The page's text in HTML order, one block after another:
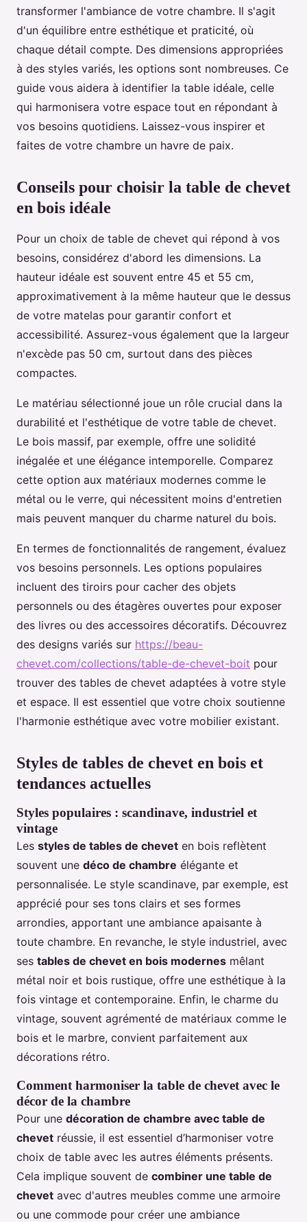
transformer l'ambiance de votre chambre. Il s'agit
d'un équilibre entre esthétique et praticité, où
chaque détail compte. Des dimensions appropriées
à des styles variés, les options sont nombreuses. Ce
guide vous aidera à identifier la table idéale, celle
qui harmonisera votre espace tout en répondant à
vos besoins quotidiens. Laissez-vous inspirer et
faites de votre chambre un havre de paix.
Conseils pour choisir la table de chevet
en bois idéale
Pour un choix de table de chevet qui répond à vos
besoins, considérez d'abord les dimensions. La
hauteur idéale est souvent entre 45 et 55 cm,
approximativement à la même hauteur que le dessus
de votre matelas pour garantir confort et
accessibilité. Assurez-vous également que la largeur
n'excède pas 50 cm, surtout dans des pièces
compactes.
Le matériau sélectionné joue un rôle crucial dans la
durabilité et l'esthétique de votre table de chevet.
Le bois massif, par exemple, offre une solidité
inégalée et une élégance intemporelle. Comparez
cette option aux matériaux modernes comme le
métal ou le verre, qui nécessitent moins d'entretien
mais peuvent manquer du charme naturel du bois.
En termes de fonctionnalités de rangement, évaluez
vos besoins personnels. Les options populaires
incluent des tiroirs pour cacher des objets
personnels ou des étagères ouvertes pour exposer
des livres ou des accessoires décoratifs. Découvrez
des designs variés sur https://beau-
chevet.com/collections/table-de-chevet-boit pour
trouver des tables de chevet adaptées à votre style
et espace. Il est essentiel que votre choix soutienne
l'harmonie esthétique avec votre mobilier existant.
Styles de tables de chevet en bois et
tendances actuelles
Styles populaires : scandinave, industriel et
vintage
Les styles de tables de chevet en bois reflètent
souvent une déco de chambre élégante et
personnalisée. Le style scandinave, par exemple, est
apprécié pour ses tons clairs et ses formes
arrondies, apportant une ambiance apaisante à
toute chambre. En revanche, le style industriel, avec
ses tables de chevet en bois modernes mêlant
métal noir et bois rustique, offre une esthétique à la
fois vintage et contemporaine. Enfin, le charme du
vintage, souvent agrémenté de matériaux comme le
bois et le marbre, convient parfaitement aux
décorations rétro.
Comment harmoniser la table de chevet avec le
décor de la chambre
Pour une décoration de chambre avec table de
chevet réussie, il est essentiel d’harmoniser votre
choix de table avec les autres éléments présents.
Cela implique souvent de combiner une table de
chevet avec d'autres meubles comme une armoire
ou une commode pour créer une ambiance